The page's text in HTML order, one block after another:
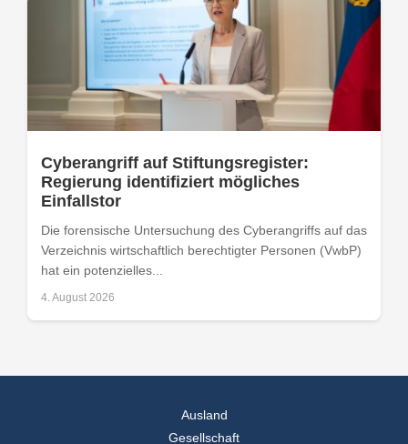
Cyberangriff auf Stiftungsregister:
Regierung identifiziert mögliches
Einfallstor
Die forensische Untersuchung des Cyberangriffs auf das
Verzeichnis wirtschaftlich berechtigter Personen (VwbP)
hat ein potenzielles...
4. August 2026
Ausland
Gesellschaft